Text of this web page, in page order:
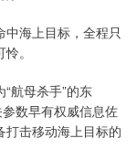
海上目标，全程只
。
航母杀手”的东
数早有权威信息佐
打击移动海上目标的